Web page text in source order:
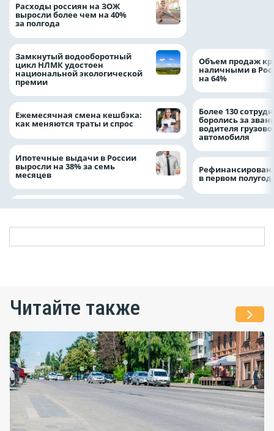
Расходы россиян на ЗОЖ
выросли более чем на 40%
за полгода
Замкнутый водооборотный
цикл НЛМК удостоен
национальной экологической
премии
Ежемесячная смена кешбэка:
как меняются траты и спрос
Ипотечные выдачи в России
выросли на 38% за семь
месяцев
Объем продаж
наличными в
на 64%
Более 130
боролись за
водителя
автомобиля
в первом
Читайте также